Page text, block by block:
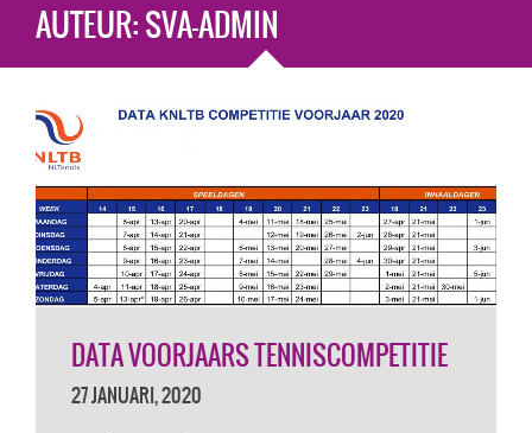
AUTEUR:SVA-ADMIN
DATA VOORJAARS TENNISCOMPETITIE
27 JANUARI, 2020